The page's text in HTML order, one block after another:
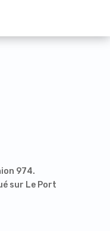
974.
sur Le Port